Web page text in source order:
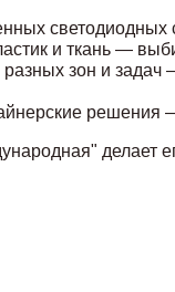
и ткань —
разных зон и
делает